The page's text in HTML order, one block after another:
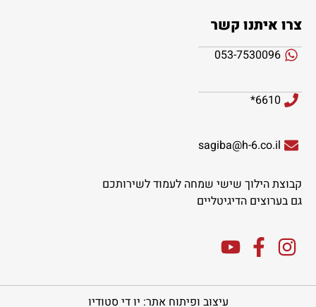
צרו איתנו קשר
053-7530096
6610*
sagiba@h-6.co.il
קבוצת הילוך שישי שמחה לעמוד לשירותכם
גם בערוצים הדיגיטליים
עיצוב ופיתוח אתר: יו די סטודיו